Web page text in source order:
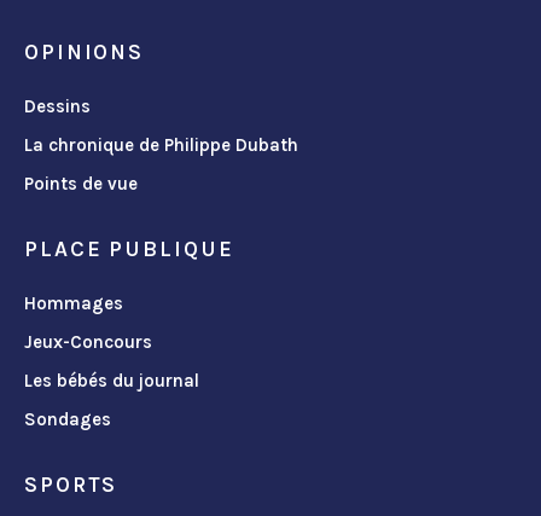
OPINIONS
Dessins
La chronique de Philippe Dubath
Points de vue
PLACE PUBLIQUE
Hommages
Jeux-Concours
Les bébés du journal
Sondages
SPORTS